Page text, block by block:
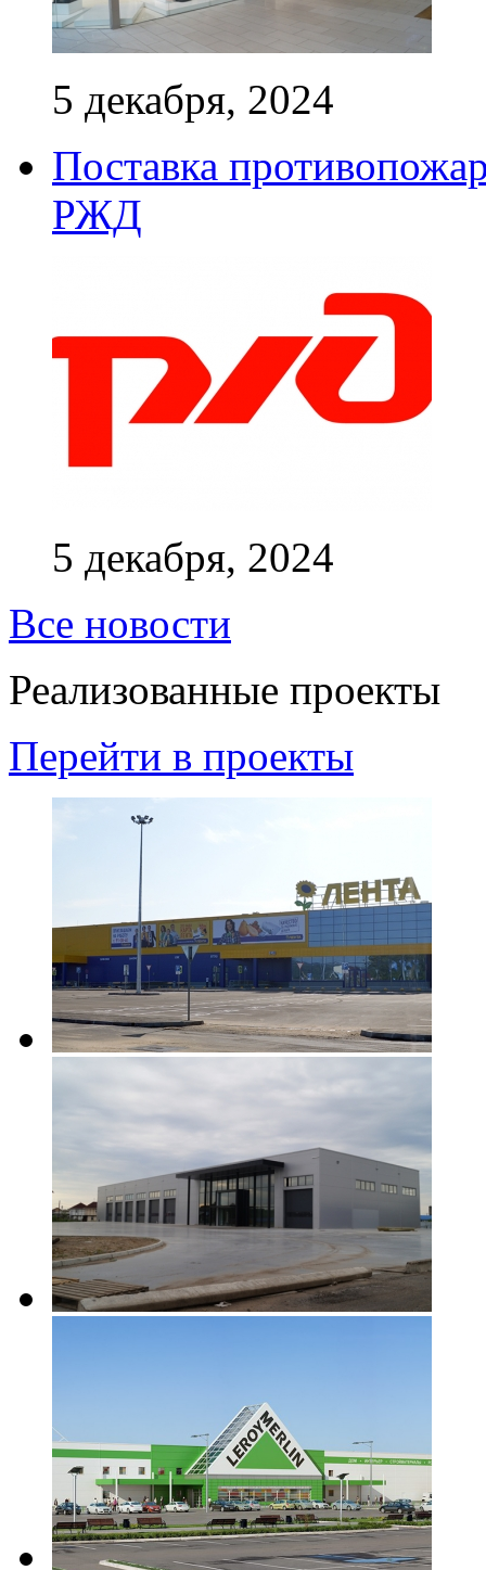
5 декабря, 2024
Поставка
РЖД
5 декабря, 2024
Все новости
Реализованные проекты
Перейти в проекты